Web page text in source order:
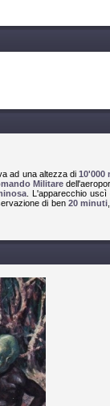
ad una altezza di 10'000
Militare
. L'apparecchio
di ben 20 minuti